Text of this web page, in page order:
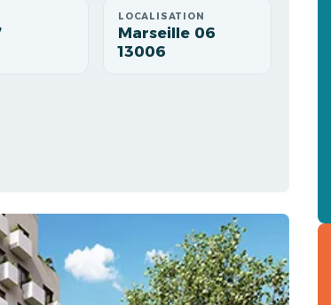
LOCALISATION
Marseille 06
13006